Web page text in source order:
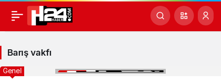
Barış
vakfı
Haberleri
Barış vakfı
Genel